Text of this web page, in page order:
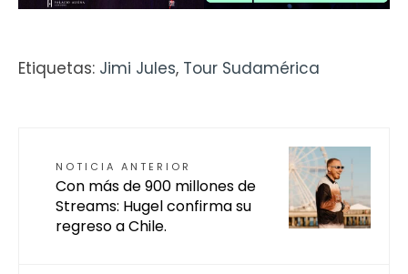
Etiquetas: Jimi Jules, Tour Sudamérica
NOTICIA ANTERIOR
Con más de 900 millones de
Streams: Hugel confirma su
regreso a Chile.